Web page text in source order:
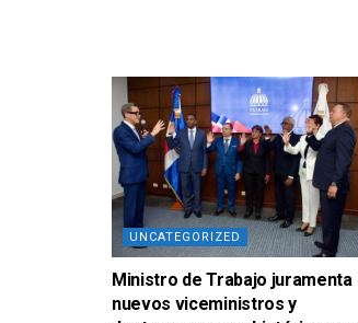
UNCATEGORIZED
Ministro de Trabajo juramenta
nuevos viceministros y